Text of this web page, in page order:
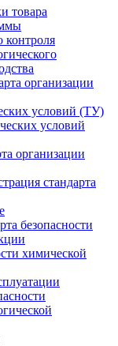
товара
контроля
организации
условий (ТУ)
условий
организации
стандарта
безопасности
химической